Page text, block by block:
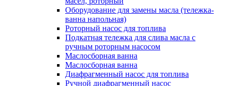
Оборудование для замены масла (тележка-
ванна напольная)
Роторный насос для топлива
Подкатная тележка для слива масла с
ручным роторным насосом
Маслосборная ванна
Маслосборная ванна
Диафрагменный насос для топлива
Ручной диафрагменный насос